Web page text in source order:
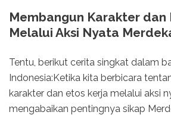
Membangun Karakter dan
Melalui Aksi Nyata
Tentu, berikut cerita singkat dalam
Indonesia:Ketika kita berbicara
karakter dan etos kerja melalui aksi
mengabaikan pentingnya sikap